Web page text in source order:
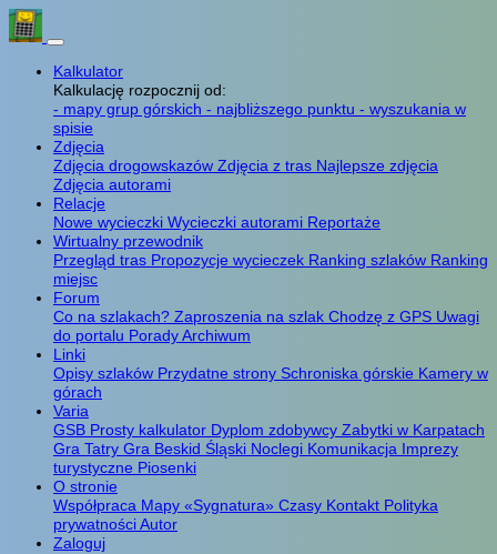
Kalkulator
Kalkulację rozpocznij od:
- mapy grup górskich - najbliższego punktu - wyszukania w
spisie
Zdjęcia
Zdjęcia drogowskazów Zdjęcia z tras Najlepsze zdjęcia
Zdjęcia autorami
Relacje
Nowe wycieczki Wycieczki autorami Reportaże
Wirtualny przewodnik
Przegląd tras Propozycje wycieczek Ranking szlaków Ranking
miejsc
Forum
Co na szlakach? Zaproszenia na szlak Chodzę z GPS Uwagi
do portalu PoradyArchiwum
Linki
Opisy szlaków Przydatne strony Schroniska górskie Kamery w
górach
Varia
GSB Prosty kalkulator Dyplom zdobywcy Zabytki w Karpatach
Gra Tatry Gra Beskid Śląski Noclegi Komunikacja Imprezy
turystyczne Piosenki
O stronie
Współpraca Mapy «Sygnatura» Czasy Kontakt Polityka
prywatnościAutor
Zaloguj